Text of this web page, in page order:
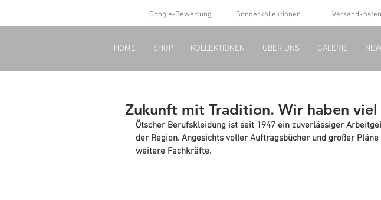
Google-Bewertung Sonderkollektionen
HOME SHOP KOLLEKTIONEN ÜBER UNS GALERIE
Zukunft mit Tradition. Wir haben viel
Ötscher Berufskleidung ist seit 1947 ein zuverlässiger
der Region. Angesichts voller Auftragsbücher und großer
weitere Fachkräfte.